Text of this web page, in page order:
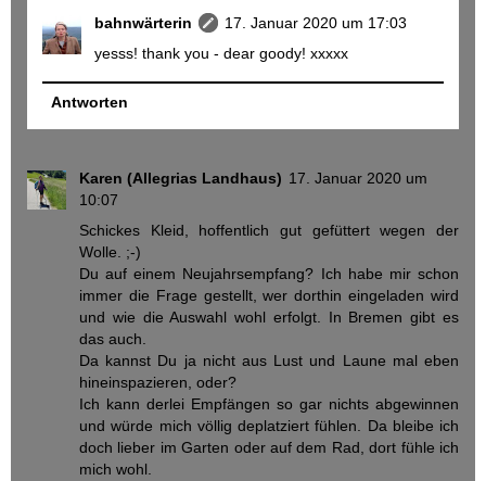
bahnwärterin
17. Januar 2020 um 17:03
yesss! thank you - dear goody! xxxxx
Antworten
Karen (Allegrias Landhaus) 17. Januar 2020 um
10:07
Schickes Kleid, hoffentlich gut gefüttert wegen der
Wolle. ;-)
Du auf einem Neujahrsempfang? Ich habe mir schon
immer die Frage gestellt, wer dorthin eingeladen wird
und wie die Auswahl wohl erfolgt. In Bremen gibt es
das auch.
Da kannst Du ja nicht aus Lust und Laune mal eben
hineinspazieren, oder?
Ich kann derlei Empfängen so gar nichts abgewinnen
und würde mich völlig deplatziert fühlen. Da bleibe ich
doch lieber im Garten oder auf dem Rad, dort fühle ich
mich wohl.